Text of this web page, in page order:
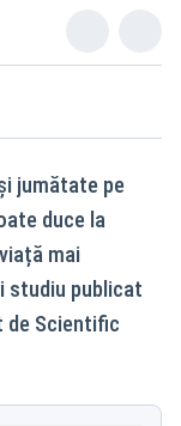
jumătate pe
duce la
mai
studiu publicat
de Scientific